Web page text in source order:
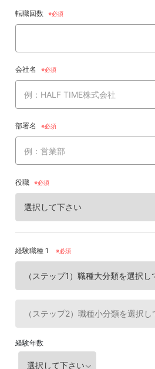
転職回数
会社名
部署名
役職
経験職種 1 ※必須
経験年数